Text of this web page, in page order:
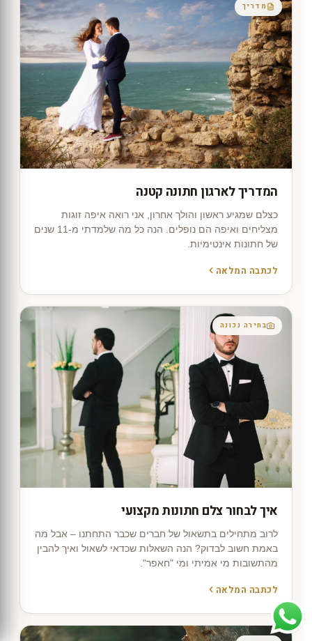
מדריך
המדריך לארגון חתונה קטנה
כצלם שמגיע ראשון והולך אחרון, אני רואה איפה זוגות
מצליחים ואיפה הם נופלים. הנה כל מה שלמדתי מ-11 שנים
של חתונות אינטימיות.
לכתבה המלאה
בחירה נכונה
איך לבחור צלם חתונות מקצועי
לרוב מתחילים בתשאול של חברים שכבר התחתנו – אבל מה
באמת חשוב לבדוק? הנה השאלות שכדאי לשאול ואיך להבין
מהתשובות מי אמיתי ומי "חאפר".
לכתבה המלאה